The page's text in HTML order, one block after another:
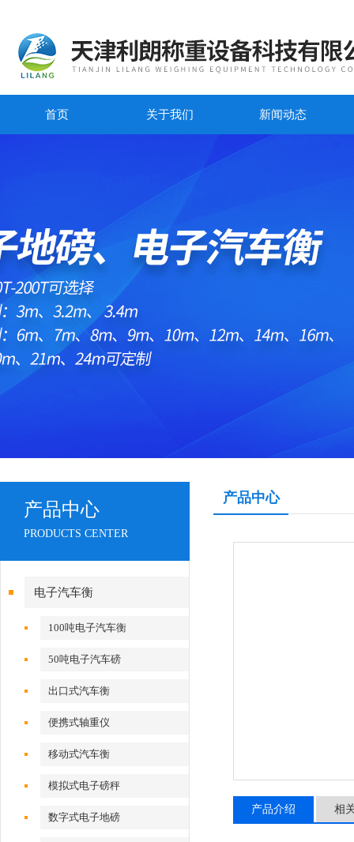
首页 关于我们 新闻动态
产品中心
PRODUCTS CENTER
电子汽车衡
100吨电子汽车衡
50吨电子汽车磅
出口式汽车衡
便携式轴重仪
移动式汽车衡
模拟式电子磅秤
数字式电子地磅
产品中心
产品介绍 相